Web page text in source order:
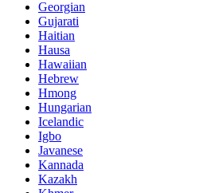
Georgian
Gujarati
Haitian
Hausa
Hawaiian
Hebrew
Hmong
Hungarian
Icelandic
Igbo
Javanese
Kannada
Kazakh